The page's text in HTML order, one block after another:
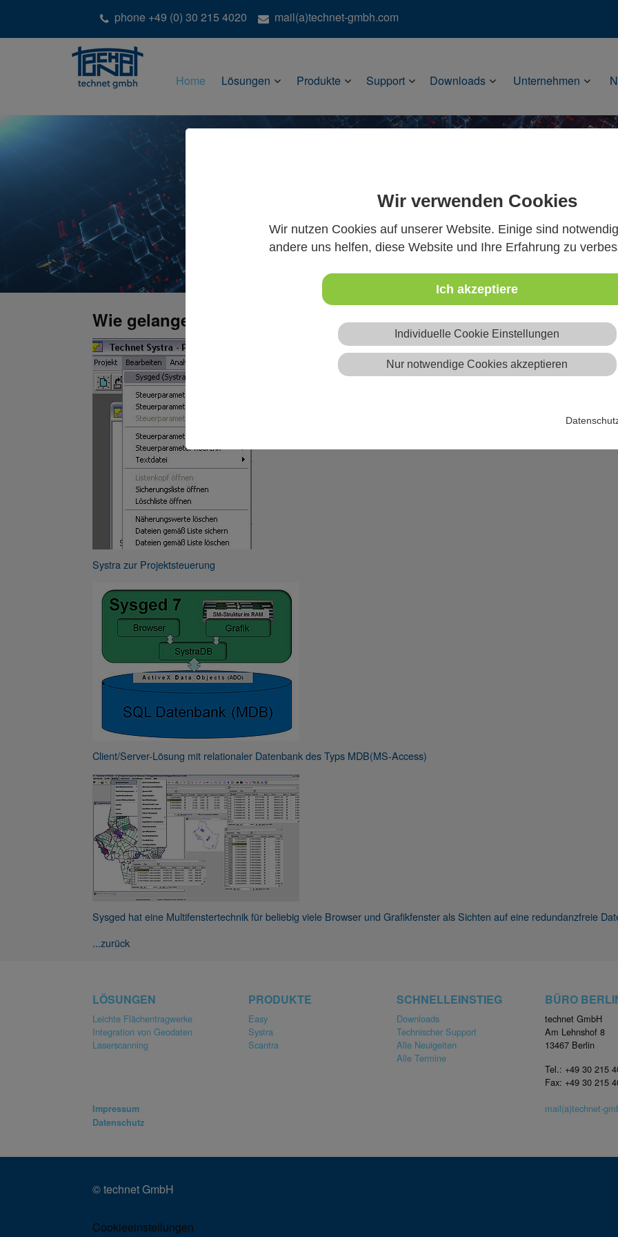
Wir verwenden Cookies
Wir nutzen Cookies auf unserer Website. Einige sind
andere uns helfen, diese Website und Ihre Erfahrung zu
Ich akzeptiere
Individuelle Cookie Einstellungen
Nur notwendige Cookies akzeptieren
phone +49 (0) 30 215 4020 mail(a)technet-gmbh.com
Home Lösungen Produkte Support Downloads Unternehmen
Wie gelange ich in die Systra Datenverwaltung?
Mit der SystraShell FunktionBearbeiten|Sysged(SystraDB)wird der grafische
Systra zur Projektsteuerung
Client/Server-Lösung mit relationaler Datenbank des Typs MDB(MS-Access)
Sysged hat eine Multifenstertechnik für beliebig viele Browser und Grafikfenster als Sichten auf eine redundanzfreie
...zurück
LÖSUNGEN
Leichte Flächentragwerke
Integration von Geodaten
Laserscanning
Impressum
Datenschutz
PRODUKTE
Easy
Systra
Scantra
SCHNELLEINSTIEG
Downloads
Technischer Support
Alle Neuigeiten
Alle Termine
BÜRO
technet GmbH
Am Lehnshof 8
13467 Berlin
Tel.: +49 30 215
Fax: +49 30 215
mail(a)technet-
© technet GmbH
Cookieeinstellungen